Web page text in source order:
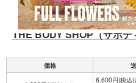
THE BODY SHOP（ザボ
価格
6,600円(税込)